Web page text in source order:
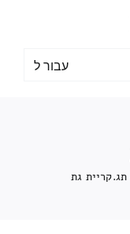
עבור ל
קריית גת